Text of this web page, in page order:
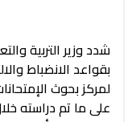
شدد وزير التربية
بقواعد الانضباط
لمركز بحوث
على ما تم دراسته